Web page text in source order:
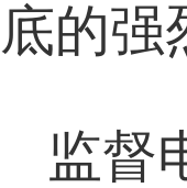
底的强
监督